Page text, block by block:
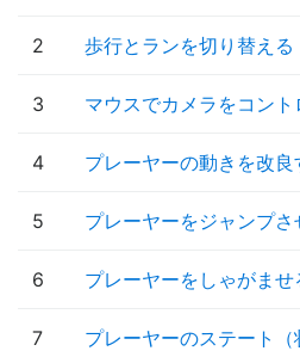
2 歩行とランを切り替える
3 マウスでカメラをコント
4 プレーヤーの動きを改良
5 プレーヤーをジャンプさ
6 プレーヤーをしゃがませ
7 プレーヤーのステート